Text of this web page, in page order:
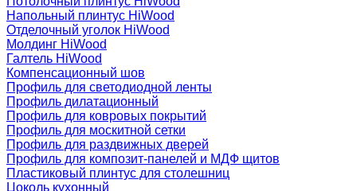
Напольный плинтус HiWood
Отделочный уголок HiWood
Молдинг HiWood
Галтель HiWood
Компенсационный шов
Профиль для светодиодной ленты
Профиль дилатационный
Профиль для ковровых покрытий
Профиль для москитной сетки
Профиль для раздвижных дверей
Профиль для композит-панелей и МДФ щитов
Пластиковый плинтус для столешниц
Цоколь кухонный